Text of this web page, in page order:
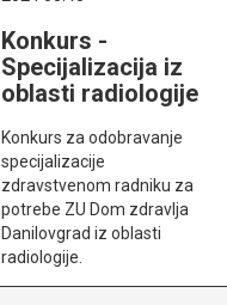
Konkurs -
Specijalizacija iz
oblasti radiologije
Konkurs za odobravanje
specijalizacije
zdravstvenom radniku za
potrebe ZU Dom zdravlja
Danilovgrad iz oblasti
radiologije.